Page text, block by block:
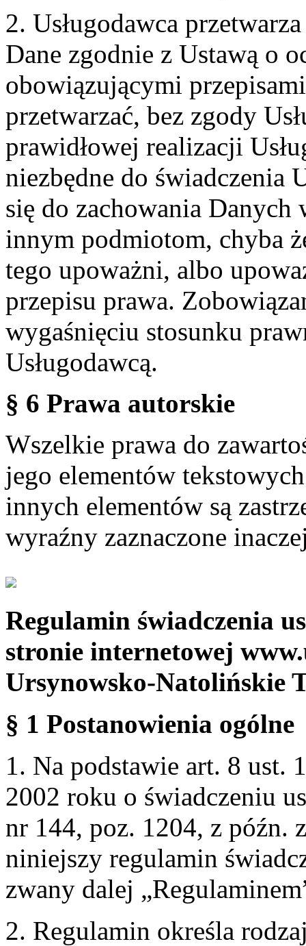
2. Usługodawca
Dane zgodnie z Ustawą o
obowiązującymi
przetwarzać, bez zgody
prawidłowej realizacji
niezbędne do świadczenia
się do zachowania
innym podmiotom, chyba
tego upoważni, albo
przepisu prawa.
wygaśnięciu stosunku
Usługodawcą.
§ 6 Prawa autorskie
Wszelkie prawa do
jego elementów
innych elementów są
wyraźny zaznaczone
Regulamin świadczenia
stronie internetowej
Ursynowsko-Natolińskie
§ 1 Postanowienia ogólne
1. Na podstawie art. 8 ust.
2002 roku o świadczeniu
nr 144, poz. 1204, z późn.
niniejszy regulamin
zwany dalej
2. Regulamin określa